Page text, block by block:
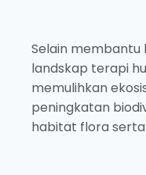
Selain membantu
landskap terapi
memulihkan
peningkatan
habitat flora serta